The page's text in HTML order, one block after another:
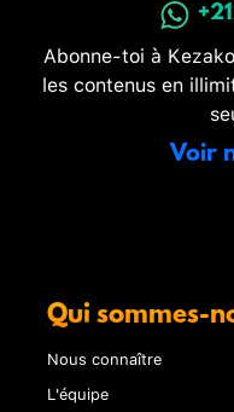
Abonne-toi à
les contenus en
Voir
Qui sommes-
Nous connaître
L'équipe